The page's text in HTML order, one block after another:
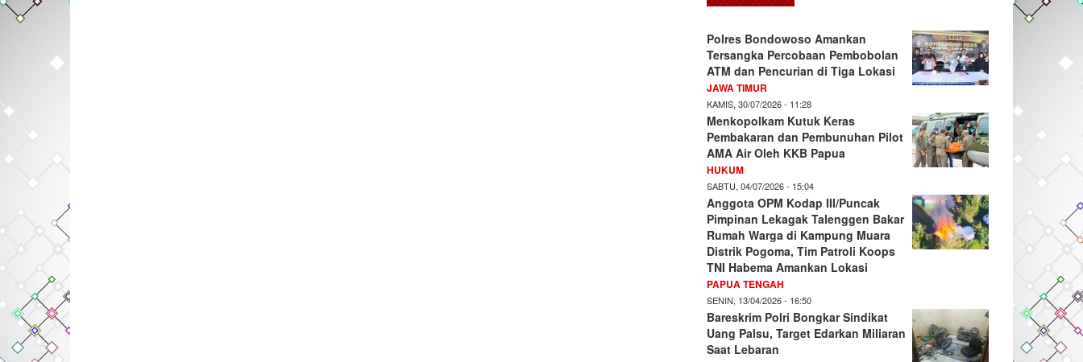
Polres Bondowoso Amankan
Tersangka Percobaan Pembobolan
ATM dan Pencurian di Tiga Lokasi
JAWA TIMUR
KAMIS, 30/07/2026 - 11:28
Menkopolkam Kutuk Keras
Pembakaran dan Pembunuhan Pilot
AMA Air Oleh KKB Papua
HUKUM
SABTU, 04/07/2026 - 15:04
Anggota OPM Kodap III/Puncak
Pimpinan Lekagak Talenggen Bakar
Rumah Warga di Kampung Muara
Distrik Pogoma, Tim Patroli Koops
TNI Habema Amankan Lokasi
PAPUA TENGAH
SENIN, 13/04/2026 - 16:50
Bareskrim Polri Bongkar Sindikat
Uang Palsu, Target Edarkan Miliaran
Saat Lebaran